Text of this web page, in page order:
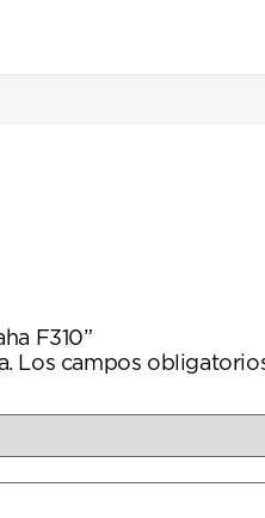
F310”
Los campos